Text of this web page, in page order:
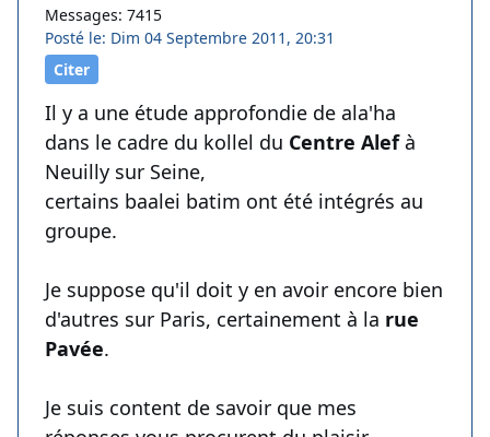
Messages: 7415
Posté le: Dim 04 Septembre 2011, 20:31
Citer
Il y a une étude approfondie de ala'ha
dans le cadre du kollel du Centre Alefà
Neuilly sur Seine,
certains baalei batim ont été intégrés au
groupe.
Je suppose qu'il doit y en avoir encore bien
d'autres sur Paris, certainement à la rue
Pavée.
Je suis content de savoir que mes